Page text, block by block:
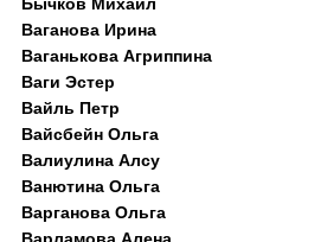
Ваганова Ирина
Ваганькова Агриппина
Ваги Эстер
Вайль Петр
Вайсбейн Ольга
Валиулина Алсу
Ванютина Ольга
Варганова Ольга